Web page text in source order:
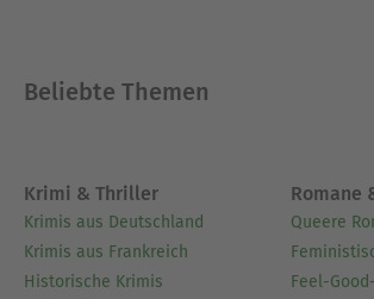
Beliebte Themen
Krimi & Thriller
Krimis aus Deutschland
Krimis aus Frankreich
Historische Krimis
Romane
Queere
Feel-